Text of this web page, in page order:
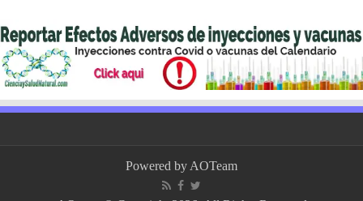
Powered by AOTeam